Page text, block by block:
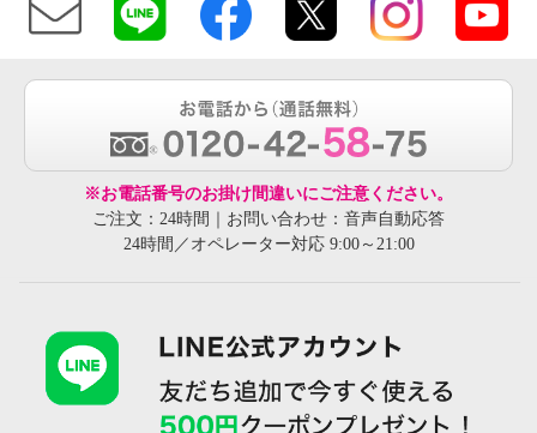
※お電話番号のお掛け間違いにご注意ください。
ご注文：24時間｜お問い合わせ：音声自動応答
24時間／オペレーター対応 9:00～21:00